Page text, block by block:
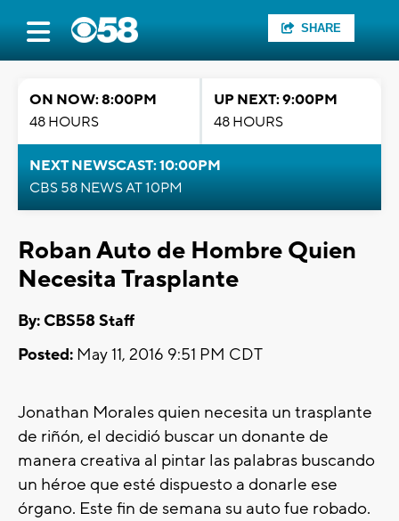
SHARE
ON NOW: 8:00PM
48 HOURS
UP NEXT: 9:00PM
48 HOURS
NEXT NEWSCAST: 10:00PM
CBS 58 NEWS AT 10PM
Roban Auto de Hombre Quien
Necesita Trasplante
By: CBS58 Staff
Posted: May 11, 2016 9:51 PM CDT
Jonathan Morales quien necesita un trasplante
de riñón, el decidió buscar un donante de
manera creativa al pintar las palabras buscando
un héroe que esté dispuesto a donarle ese
órgano. Este fin de semana su auto fue robado.